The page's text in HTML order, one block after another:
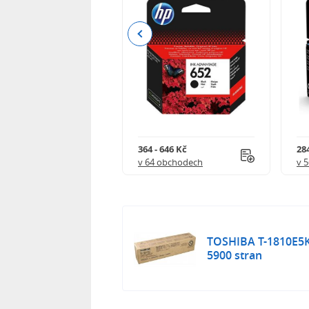
364 - 646 Kč
v 64 obchodech
v
Previous
TOSHIBA T-
5900 stran